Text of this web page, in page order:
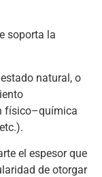
soporta la
natural, o
físico–química
el espesor que
de otorgar